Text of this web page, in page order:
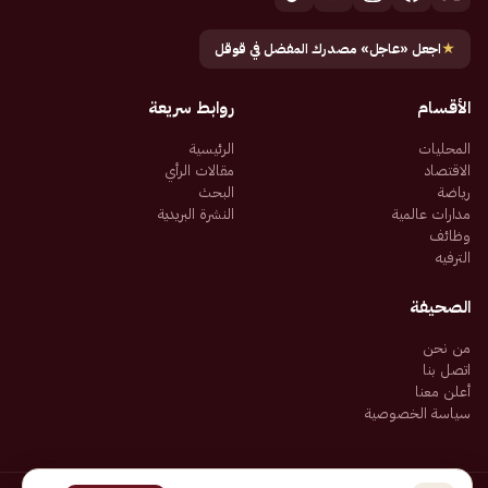
★اجعل «عاجل» مصدرك المفضل في قوقل
الأقسام
المحليات
الاقتصاد
رياضة
مدارات عالمية
وظائف
الترفيه
روابط سريعة
الرئيسية
مقالات الرأي
البحث
النشرة البريدية
الصحيفة
من نحن
اتصل بنا
أعلن معنا
سياسة الخصوصية